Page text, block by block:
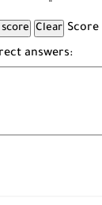
Score
answers: